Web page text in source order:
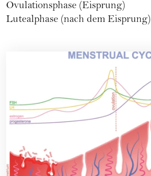
Ovulationsphase (Eisprung)
Lutealphase (nach dem Eisprung)